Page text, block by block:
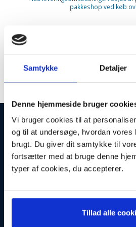
Samtykke Detaljer
Denne hjemmeside bruger
Vi bruger cookies til at
og til at undersøge, hvordan vores
brugt. Du giver dit samtykke til
fortsætter med at bruge denne
typer af cookies, du accepterer.
Tillad alle
pakkeshop ved køb
Vinkøler
INFORMATIONER
Fortrydelsesret
Firma profil
Kontakt os
Betingelser & Vilkår
Loyalitetsrabat. Rabat til faste kunder
Oversigt
Fragt og Levering
9 Gode grunde til at handle her